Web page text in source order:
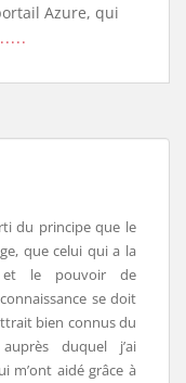
Azure, qui
.....
du principe que le
que celui qui a la
et le pouvoir de
se doit
bien connus du
duquel j’ai
m’ont aidé grâce à